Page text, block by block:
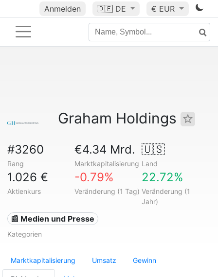
Anmelden 🇩🇪 DE € EUR
Graham Holdings
#3260
Rang
€4.34 Mrd.
Marktkapitalisierung
🇺🇸
Land
1.026 €
Aktienkurs
-0.79%
Veränderung (1 Tag)
22.72%
Veränderung (1
Jahr)
📰 Medien und Presse
Kategorien
Marktkapitalisierung Umsatz Gewinn